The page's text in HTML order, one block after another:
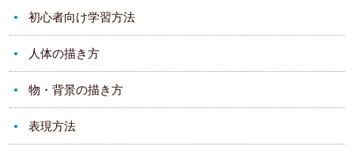
初心者向け学習方法
人体の描き方
物・背景の描き方
表現方法